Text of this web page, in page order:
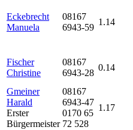
Eckebrecht
Manuela
08167
6943-59
1.14
Fischer
Christine
08167
6943-28
0.14
Gmeiner
Harald
Erster
Bürgermeister
08167
6943-47
0170 65
72 528
1.17